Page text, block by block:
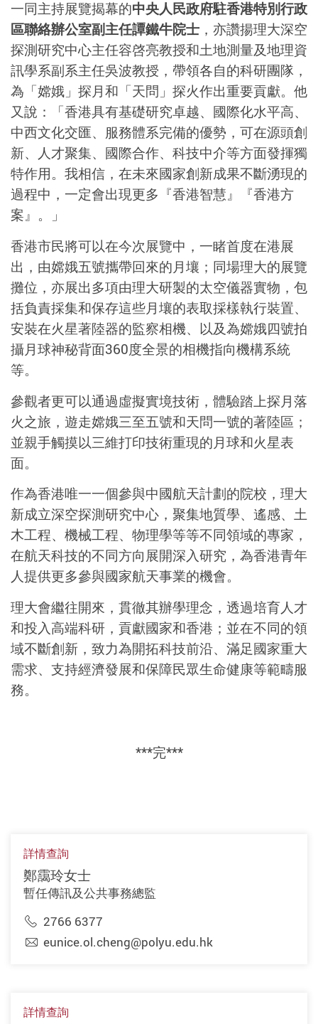
一同主持展覽揭幕的中央人民政府駐香港特別行政
區聯絡辦公室副主任譚鐵牛院士 ，亦讚揚理大深空
探測研究中心主任容啓亮教授和土地測量及地理資
訊學系副系主任吳波教授，帶領各自的科研團隊，
為「嫦娥」探月和「天問」探火作出重要貢獻。他
又說：「香港具有基礎研究卓越、國際化水平高、
中西文化交匯、服務體系完備的優勢，可在源頭創
新、人才聚集、國際合作、科技中介等方面發揮獨
特作用。我相信，在未來國家創新成果不斷湧現的
過程中，一定會出現更多『香港智慧』『香港方
案』。」
香港市民將可以在今次展覽中，一睹首度在港展
出，由嫦娥五號攜帶回來的月壤；同場理大的展覽
攤位，亦展出多項由理大研製的太空儀器實物，包
括負責採集和保存這些月壤的表取採樣執行裝置、
安裝在火星著陸器的監察相機、以及為嫦娥四號拍
攝月球神秘背面360度全景的相機指向機構系統
等。
參觀者更可以通過虛擬實境技術，體驗踏上探月落
火之旅，遊走嫦娥三至五號和天問一號的著陸區；
並親手觸摸以三維打印技術重現的月球和火星表
面。
作為香港唯一一個參與中國航天計劃的院校，理大
新成立深空探測研究中心，聚集地質學、遙感、土
木工程、機械工程、物理學等等不同領域的專家，
在航天科技的不同方向展開深入研究，為香港青年
人提供更多參與國家航天事業的機會。
理大會繼往開來，貫徹其辦學理念，透過培育人才
和投入高端科研，貢獻國家和香港；並在不同的領
域不斷創新，致力為開拓科技前沿、滿足國家重大
需求、支持經濟發展和保障民眾生命健康等範疇服
務。
***完***
詳情查詢
鄭靄玲女士
暫任傳訊及公共事務總監
2766 6377
eunice.ol.cheng@polyu.edu.hk
詳情查詢